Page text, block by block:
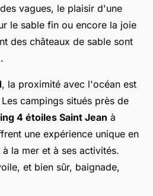
vagues, le plaisir d'une
le sable fin ou encore la joie
des châteaux de sable sont
, la proximité avec l'océan est
campings situés près de
4 étoiles Saint Jean à
une expérience unique en
la mer et à ses activités.
et bien sûr, baignade,